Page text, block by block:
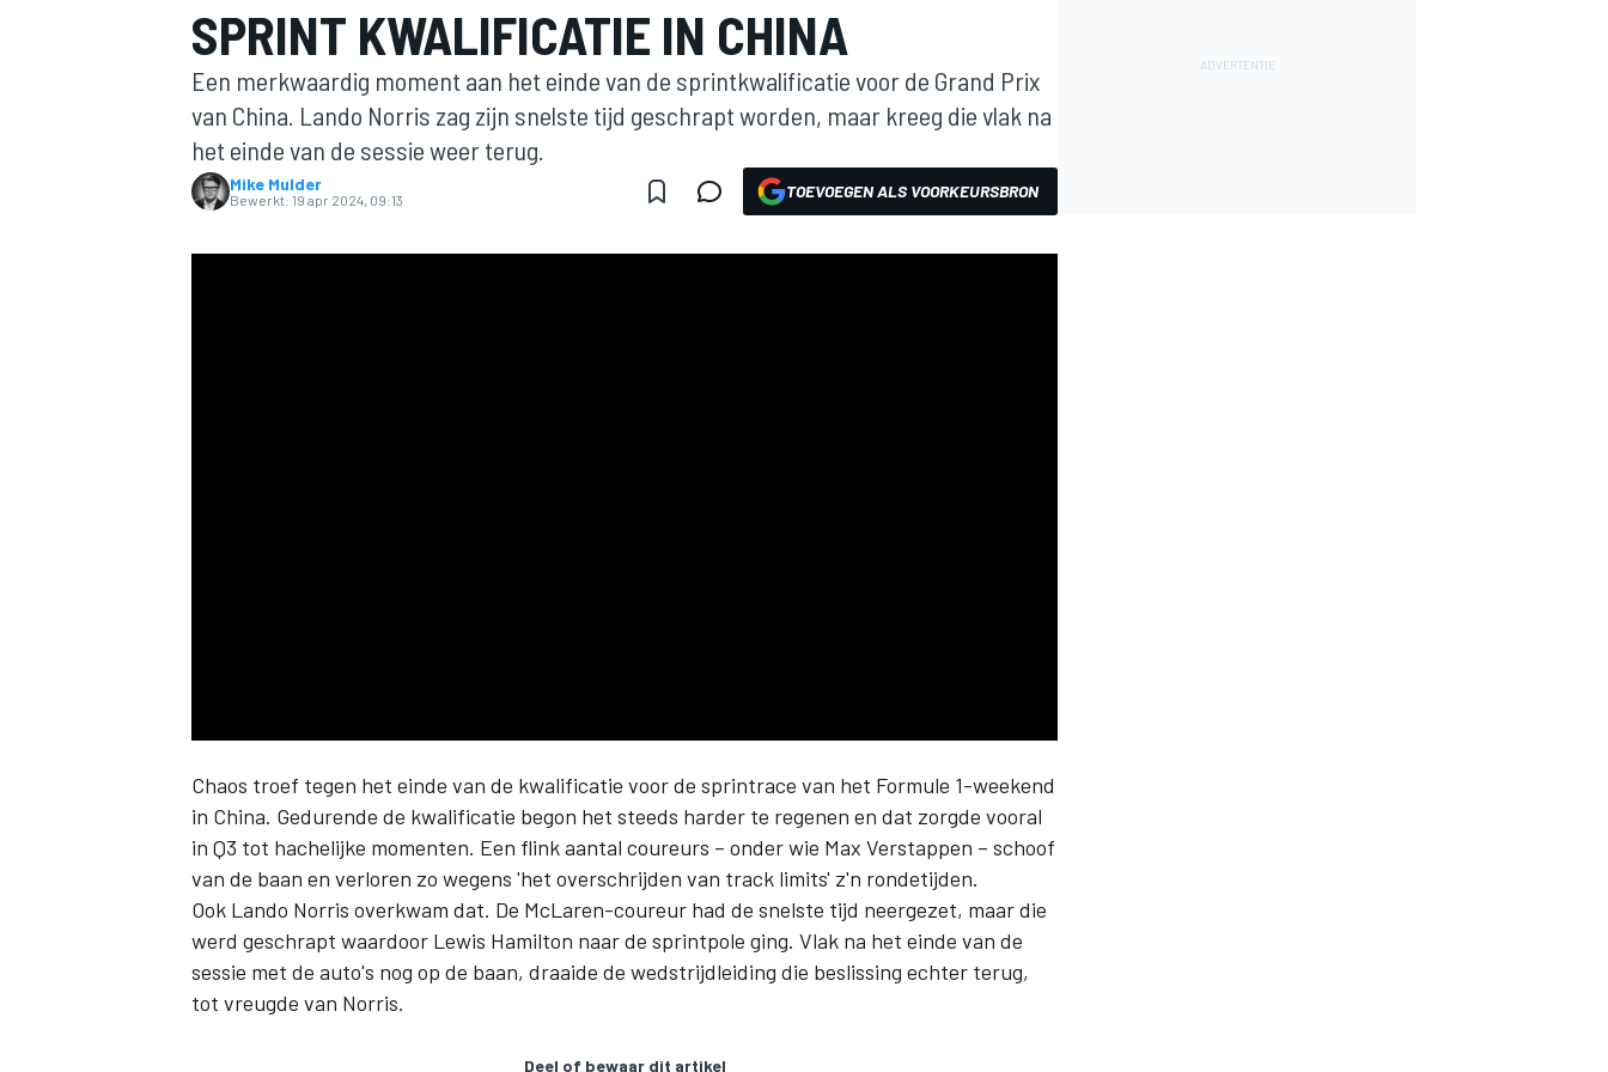
MOTOGP
DTM
SPRINT KWALIFICATIE IN CHINA
Een merkwaardig moment aan het einde van de sprintkwalificatie voor de Grand Prix
van China. Lando Norris zag zijn snelste tijd geschrapt worden, maar kreeg die vlak na
het einde van de sessie weer terug.
Mike Mulder
Bewerkt: 19 apr 2024, 09:13 TOEVOEGEN ALS VOORKEURSBRON
Chaos troef tegen het einde van de kwalificatie voor de sprintrace van het Formule 1-weekend
in China. Gedurende de kwalificatie begon het steeds harder te regenen en dat zorgde vooral
in Q3 tot hachelijke momenten. Een flink aantal coureurs – onder wie Max Verstappen – schoof
van de baan en verloren zo wegens 'het overschrijden van track limits' z'n rondetijden.
Ook Lando Norris overkwam dat. De McLaren-coureur had de snelste tijd neergezet, maar die
werd geschrapt waardoor Lewis Hamilton naar de sprintpole ging. Vlak na het einde van de
sessie met de auto's nog op de baan, draaide de wedstrijdleiding die beslissing echter terug,
tot vreugde van Norris.
Deel of bewaar dit artikel